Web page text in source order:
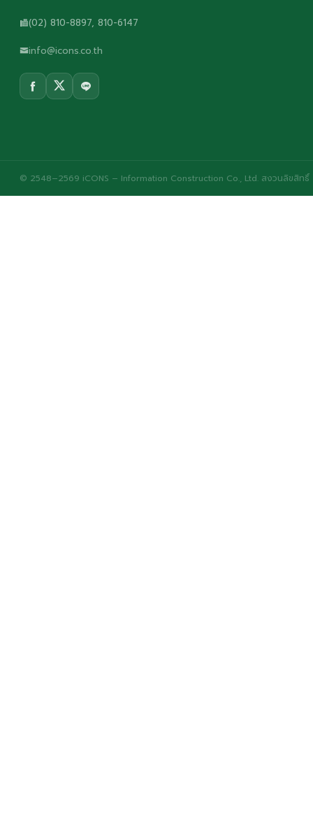
(02) 810-8897, 810-6147
info@icons.co.th
© 2548–2569 iCONS – Information Construction Co., Ltd. สงวนลิขสิทธิ์